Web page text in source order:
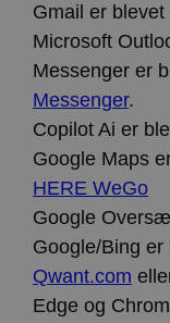
Gmail er blevet
Microsoft
Messenger er
Messenger.
Copilot Ai er
Google Maps
HERE WeGo
Google
Google/Bing er
Qwant.com
Edge ogStorage
Privacy Policy